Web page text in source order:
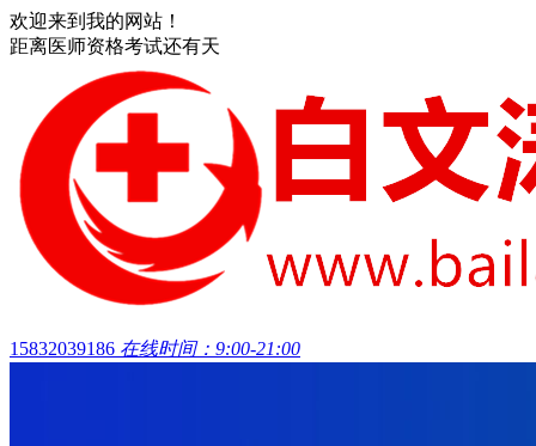
欢迎来到我的网站！
距离医师资格考试还有天
15832039186 在线时间：9:00-21:00